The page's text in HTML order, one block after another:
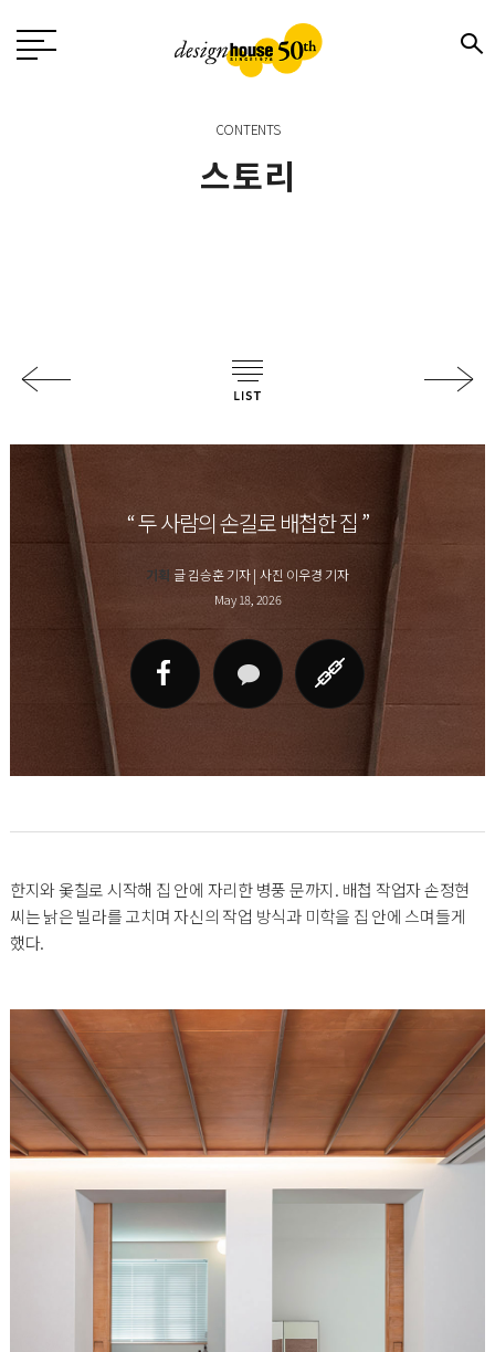
CONTENTS
스토리
“ 두 사람의 손길로 배첩한 집 ”
기획 글 김승훈 기자 | 사진 이우경 기자
May 18, 2026
한지와 옻칠로 시작해 집 안에 자리한 병풍 문까지. 배첩 작업자 손정현
씨는 낡은 빌라를 고치며 자신의 작업 방식과 미학을 집 안에 스며들게
했다.